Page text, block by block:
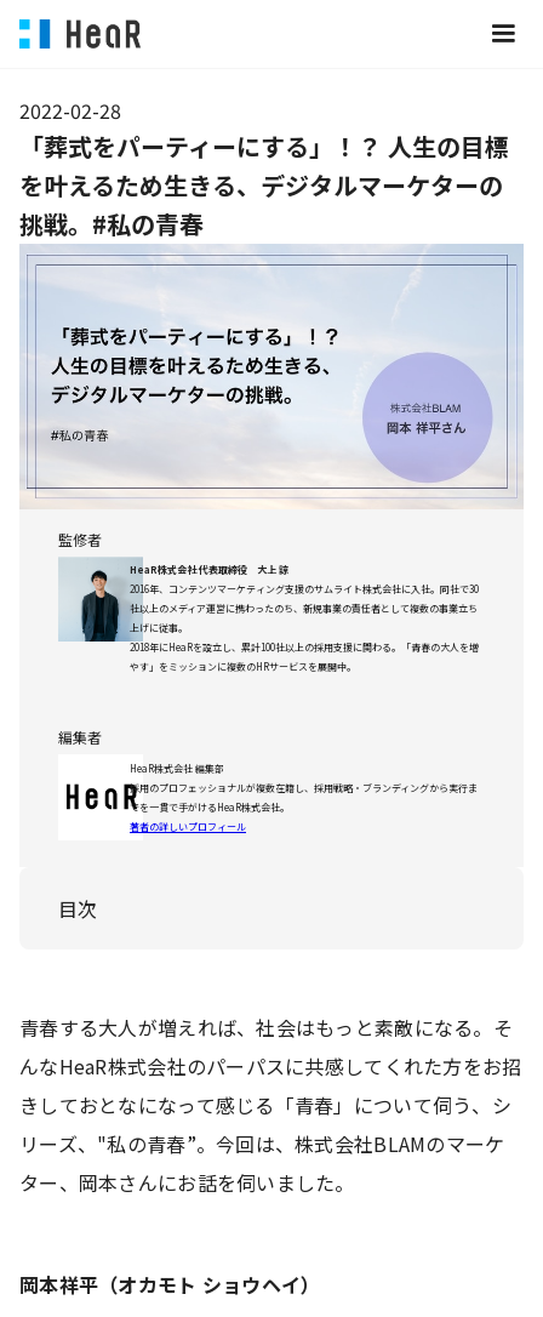
2022-02-28
「葬式をパーティーにする」！？ 人生の目標
を叶えるため生きる、デジタルマーケターの
挑戦。#私の青春
監修者
HeaR株式会社 代表取締役 大上 諒
2016年、コンテンツマーケティング支援のサムライト株式会社に入社。同社で30
社以上のメディア運営に携わったのち、新規事業の責任者として複数の事業立ち
上げに従事。
2018年にHeaRを設立し、累計100社以上の採用支援に関わる。「青春の大人を増
やす」をミッションに複数のHRサービスを展開中。
編集者
HeaR株式会社 編集部
採用のプロフェッショナルが複数在籍し、採用戦略・ブランディングから実行ま
でを一貫で手がけるHeaR株式会社。
著者の詳しいプロフィール
目次
青春する大人が増えれば、社会はもっと素敵になる。そ
んなHeaR株式会社のパーパスに共感してくれた方をお招
きしておとなになって感じる「青春」について伺う、シ
リーズ、"私の青春”。今回は、株式会社BLAMのマーケ
ター、岡本さんにお話を伺いました。
岡本祥平（オカモト ショウヘイ）